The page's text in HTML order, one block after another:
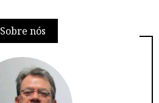
Sobre nós